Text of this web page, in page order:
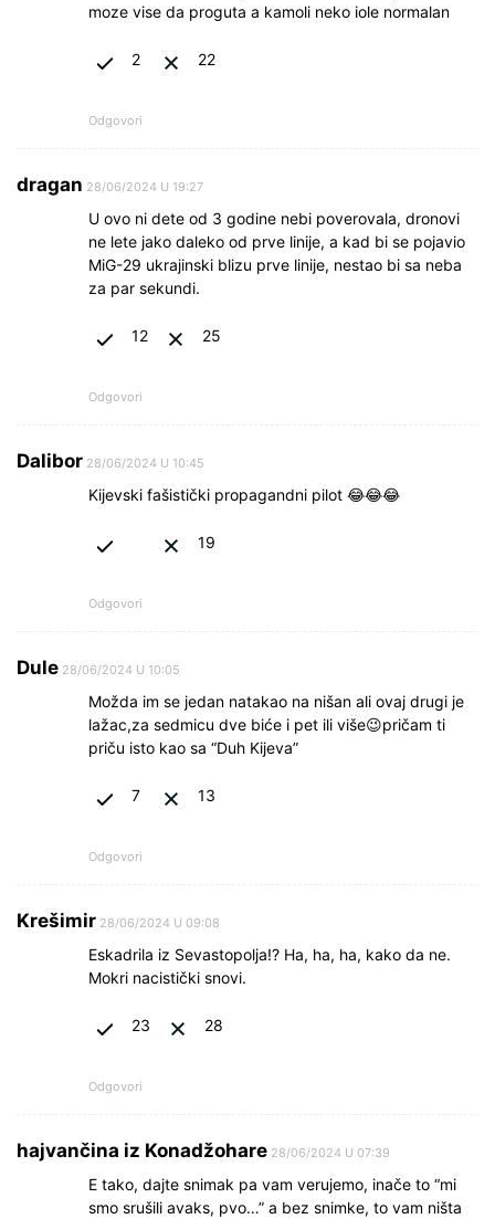
moze vise da proguta a kamoli neko iole normalan
2 22
Odgovori
dragan 28/06/2024 U 19:27
U ovo ni dete od 3 godine nebi poverovala, dronovi
ne lete jako daleko od prve linije, a kad bi se pojavio
MiG-29 ukrajinski blizu prve linije, nestao bi sa neba
za par sekundi.
12 25
Odgovori
Dalibor 28/06/2024 U 10:45
Kijevski fašistički propagandni pilot 😂😂😂
19
Odgovori
Dule 28/06/2024 U 10:05
Možda im se jedan natakao na nišan ali ovaj drugi je
lažac,za sedmicu dve biće i pet ili više😉pričam ti
priču isto kao sa “Duh Kijeva”
7 13
Odgovori
Krešimir 28/06/2024 U 09:08
Eskadrila iz Sevastopolja!? Ha, ha, ha, kako da ne.
Mokri nacistički snovi.
23 28
Odgovori
hajvančina iz Konadžohare 28/06/2024 U 07:39
E tako, dajte snimak pa vam verujemo, inače to “mi
smo srušili avaks, pvo…” a bez snimke, to vam ništa